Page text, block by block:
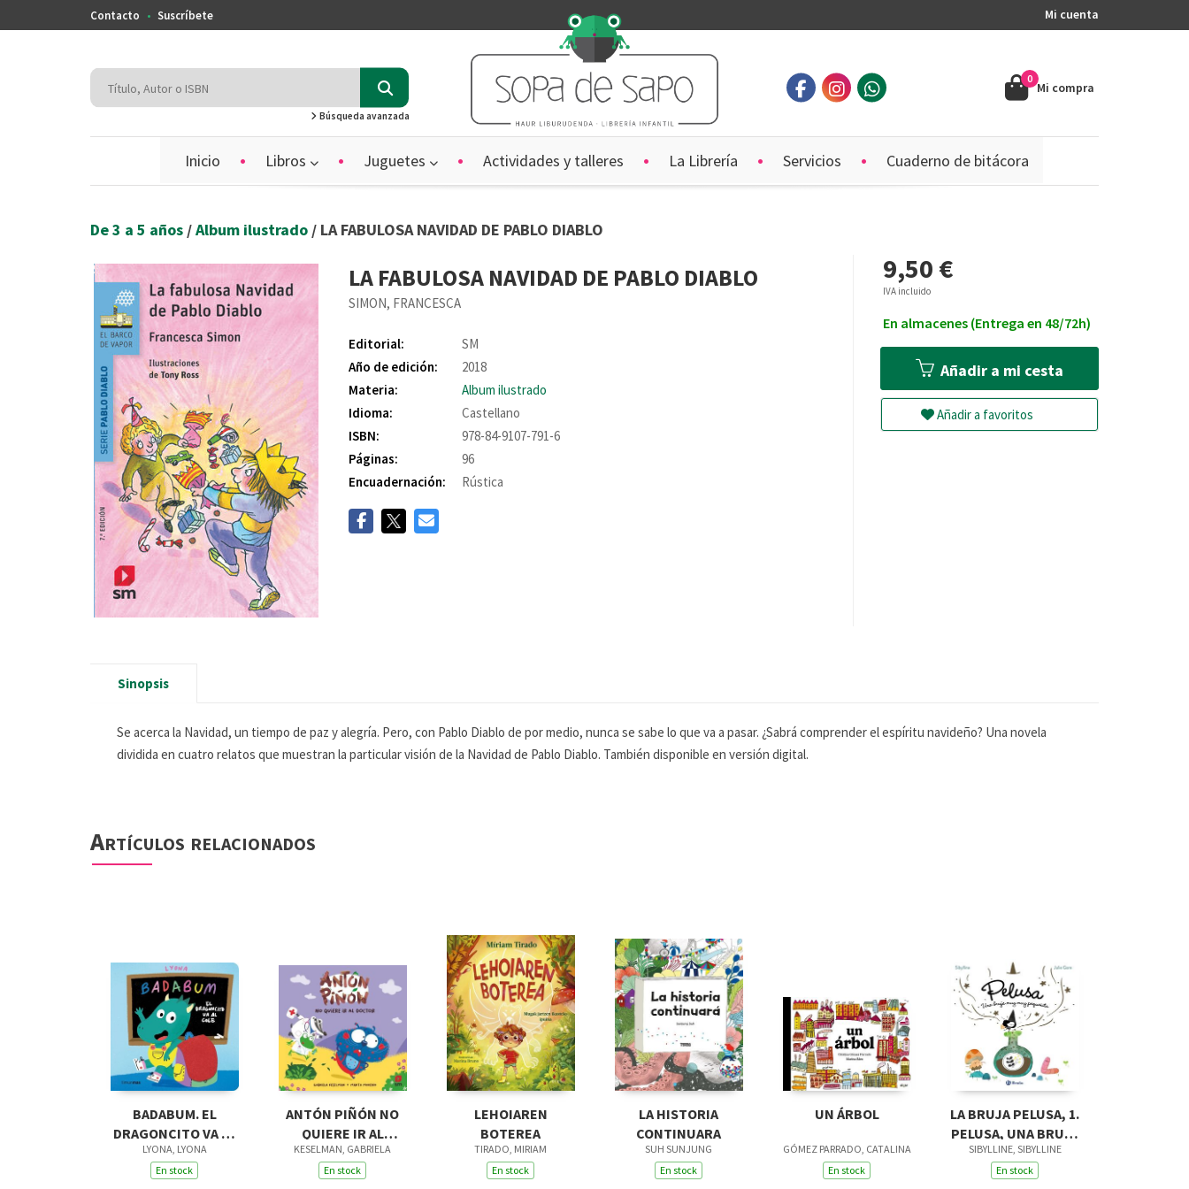
Mi cuenta
Contacto Suscríbete
Búsqueda avanzada
Mi compra
0
Inicio Libros Juguetes Actividades y talleres La Librería Servicios Cuaderno de bitácora
De 3 a 5 años /Album ilustrado / LA FABULOSA NAVIDAD DE PABLO DIABLO
LA FABULOSA NAVIDAD DE PABLO DIABLO
SIMON, FRANCESCA
Editorial:
SM
Año de edición:
2018
Materia:
Album ilustrado
Idioma:
Castellano
ISBN:
978-84-9107-791-6
Páginas:
96
Encuadernación:
Rústica
9,50 €
IVA incluido
En almacenes (Entrega en 48/72h)
Añadir a mi cesta
Añadir a favoritos
Sinopsis
Se acerca la Navidad, un tiempo de paz y alegría. Pero, con Pablo Diablo de por medio, nunca se sabe lo que va a pasar. ¿Sabrá comprender el espíritu navideño? Una novela
dividida en cuatro relatos que muestran la particular visión de la Navidad de Pablo Diablo. También disponible en versión digital.
Artículos relacionados
BADABUM. EL
DRAGONCITO VA AL
COLE
LYONA, LYONA
En stock
ANTÓN PIÑÓN NO
QUIERE IR AL
DOCTOR
KESELMAN, GABRIELA
En stock
LEHOIAREN
BOTEREA
TIRADO, MIRIAM
En stock
LA HISTORIA
CONTINUARA
SUH SUNJUNG
En stock
UN ÁRBOL
GÓMEZ PARRADO, CATALINA
En stock
LA BRUJA PELUSA, 1.
PELUSA, UNA BRUJA
MUY MUY PEQUEÑITA
SIBYLLINE, SIBYLLINE
En stock